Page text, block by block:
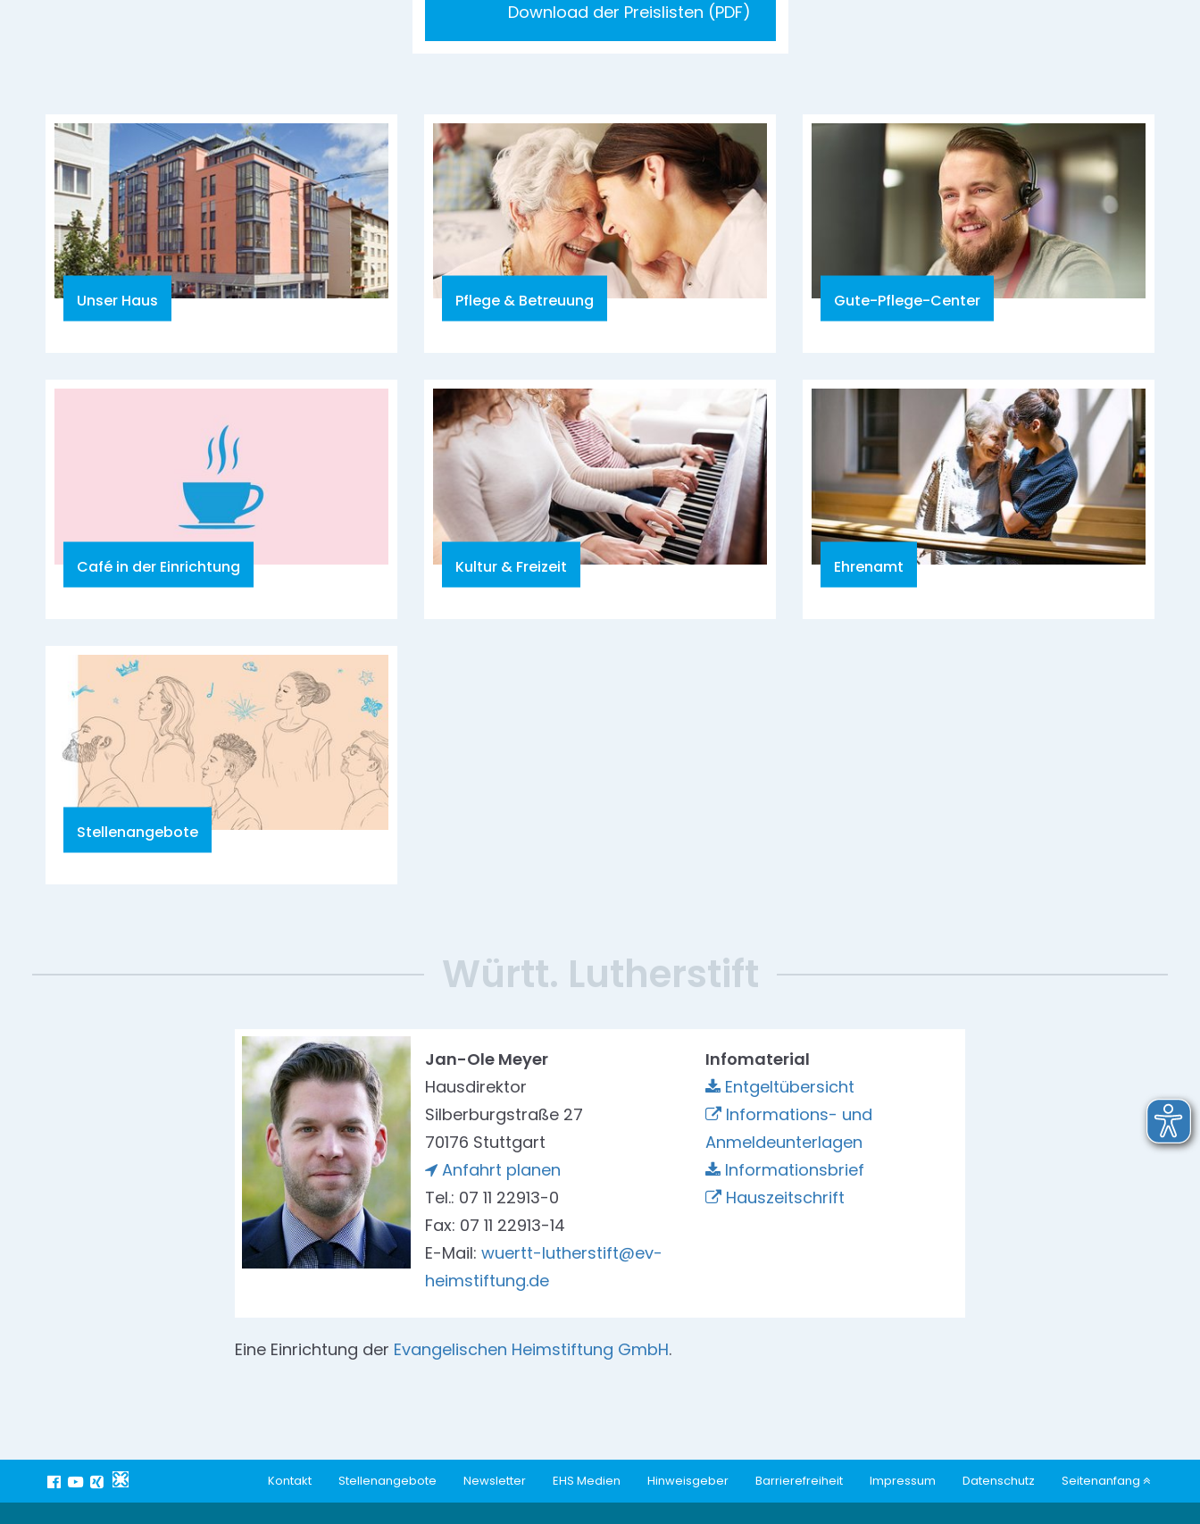
Download der Preislisten (PDF)
Unser Haus Pflege & Betreuung Gute-Pflege-Center
Café in der Einrichtung Kultur & Freizeit Ehrenamt
Stellenangebote
Württ. Lutherstift
Jan-Ole Meyer
Hausdirektor
Silberburgstraße 27
70176 Stuttgart
Anfahrt planen
Tel.: 07 11 22913-0
Fax: 07 11 22913-14
E-Mail: wuertt-lutherstift@ev-
heimstiftung.de
Infomaterial
Entgeltübersicht
Informations- und
Anmeldeunterlagen
Informationsbrief
Hauszeitschrift
Eine Einrichtung der Evangelischen Heimstiftung GmbH.
Kontakt Stellenangebote Newsletter EHS Medien Hinweisgeber Barrierefreiheit Impressum Datenschutz Seitenanfang